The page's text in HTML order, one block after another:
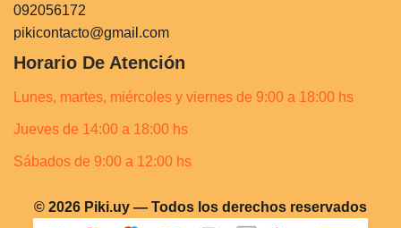
092056172
pikicontacto@gmail.com
Horario De Atención
Lunes, martes, miércoles y viernes de 9:00 a 18:00 hs
Jueves de 14:00 a 18:00 hs
Sábados de 9:00 a 12:00 hs
© 2026 Piki.uy — Todos los derechos reservados